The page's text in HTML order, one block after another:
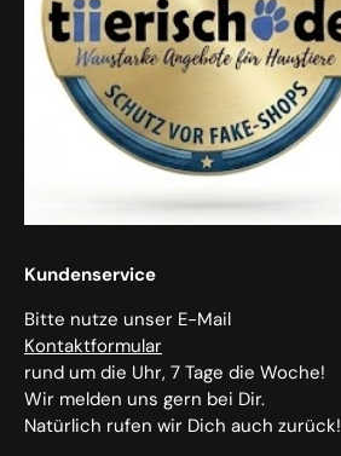
Kundenservice
Bitte nutze unser E-Mail
Kontaktformular
rund um die Uhr, 7 Tage die Woche!
Wir melden uns gern bei Dir.
Natürlich rufen wir Dich auch zurück!